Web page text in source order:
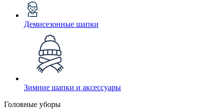
Демисезонные шапки
Зимние шапки и аксессуары
Головные уборы